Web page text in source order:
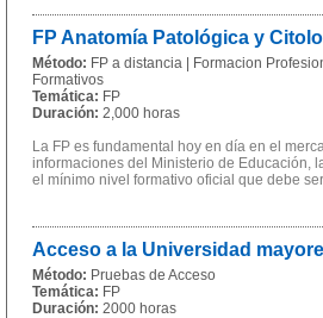
FP Anatomía Patológica y
Método: FP a distancia | Formacion
Formativos
Temática: FP
Duración: 2,000 horas
La FP es fundamental hoy en día en el
informaciones del Ministerio de Educación,
el mínimo nivel formativo oficial que debe
Acceso a la Universidad
Método: Pruebas de Acceso
Temática: FP
Duración: 2000 horas